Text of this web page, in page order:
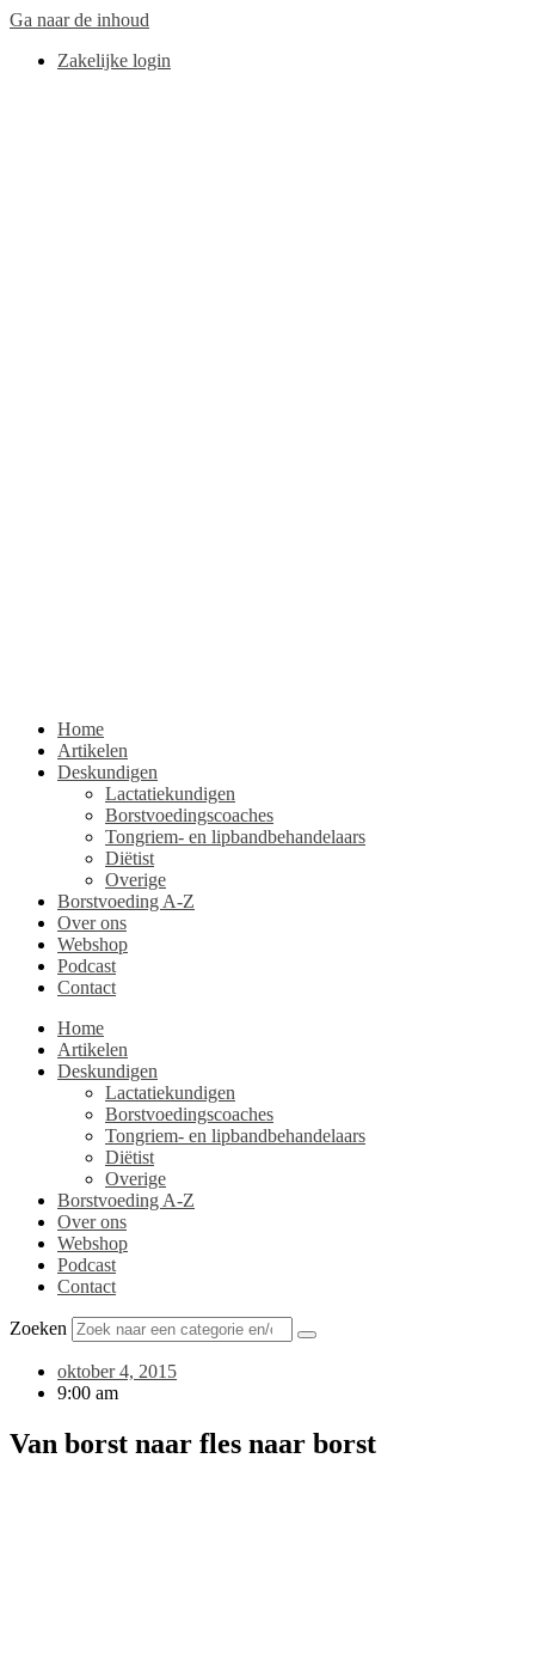
Ga naar de inhoud
Zakelijke login
Home
Artikelen
Deskundigen
Lactatiekundigen
Borstvoedingscoaches
Tongriem- en lipbandbehandelaars
Diëtist
Overige
Borstvoeding A-Z
Over ons
Webshop
Podcast
Contact
Home
Artikelen
Deskundigen
Lactatiekundigen
Borstvoedingscoaches
Tongriem- en lipbandbehandelaars
Diëtist
Overige
Borstvoeding A-Z
Over ons
Webshop
Podcast
Contact
Zoeken
oktober 4, 2015
9:00 am
Van borst naar fles naar borst